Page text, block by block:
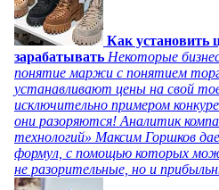
Как установить
зарабатывать Некоторые
понятие маржи с понятием
устанавливают цены на свой
исключительно примером
они разоряются! Аналитик
технологий» Максим Горшков
формул, с помощью которых
не разорительные, но и